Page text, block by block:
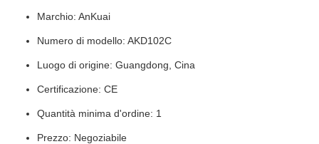
Marchio: AnKuai
Numero di modello: AKD102C
Luogo di origine: Guangdong, Cina
Certificazione: CE
Quantità minima d'ordine: 1
Prezzo: Negoziabile